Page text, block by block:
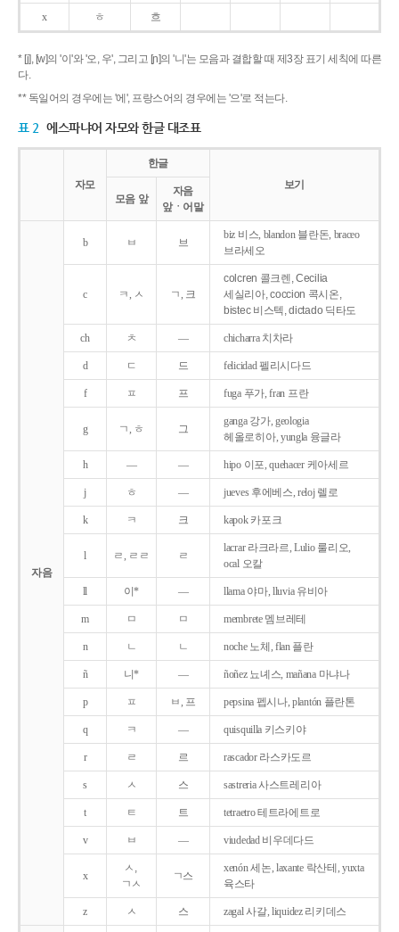
x ㅎ 흐
* [j], [w]의 '이'와 '오, 우', 그리고 [ɲ]의 '니'는 모음과 결합할 때 제3장 표기 세칙에 따른
다.
** 독일어의 경우에는 '에', 프랑스어의 경우에는 '으'로 적는다.
표 2 에스파냐어 자모와 한글 대조표
자모
한글
보기
모음 앞
자음
앞ㆍ어말
자음
b ㅂ 브
biz 비스, blandon 블란돈, braceo
브라세오
c ㅋ, ㅅ ㄱ, 크
colcren 콜크렌, Cecilia
세실리아, coccion 콕시온,
bistec 비스텍, dictado 딕타도
ch ㅊ ― chicharra 치차라
d ㄷ 드 felicidad 펠리시다드
f ㅍ 프 fuga 푸가, fran 프란
g ㄱ, ㅎ 그
ganga 강가, geologia
헤올로히아, yungla 융글라
h ― ― hipo 이포, quehacer 케아세르
j ㅎ ― jueves 후에베스, reloj 렐로
k ㅋ 크 kapok 카포크
l ㄹ, ㄹㄹ ㄹ
lacrar 라크라르, Lulio 룰리오,
ocal 오칼
ll 이* ― llama 야마, lluvia 유비아
m ㅁ ㅁ membrete 멤브레테
n ㄴ ㄴ noche 노체, flan 플란
ñ 니* ― ñoñez 뇨녜스, mañana 마냐나
p ㅍ ㅂ, 프 pepsina 펩시나, plantón 플란톤
q ㅋ ― quisquilla 키스키야
r ㄹ 르 rascador 라스카도르
s ㅅ 스 sastreria 사스트레리아
t ㅌ 트 tetraetro 테트라에트로
v ㅂ ― viudedad 비우데다드
x
ㅅ,
ㄱㅅ
ㄱ스
xenón 세논, laxante 락산테, yuxta
육스타
z ㅅ 스 zagal 사갈, liquidez 리키데스